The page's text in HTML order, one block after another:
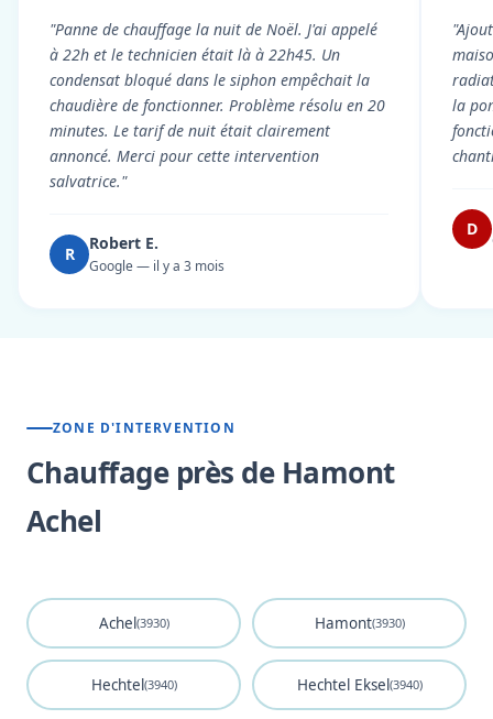
"Panne de chauffage la nuit de Noël. J'ai appelé
à 22h et le technicien était là à 22h45. Un
condensat bloqué dans le siphon empêchait la
chaudière de fonctionner. Problème résolu en 20
minutes. Le tarif de nuit était clairement
annoncé. Merci pour cette intervention
salvatrice."
R
Robert E.
Google — il y a 3 mois
la
D
ZONE D'INTERVENTION
Chauffage près de Hamont
Achel
Achel(3930) Hamont(3930)
Hechtel(3940) Hechtel Eksel(3940)